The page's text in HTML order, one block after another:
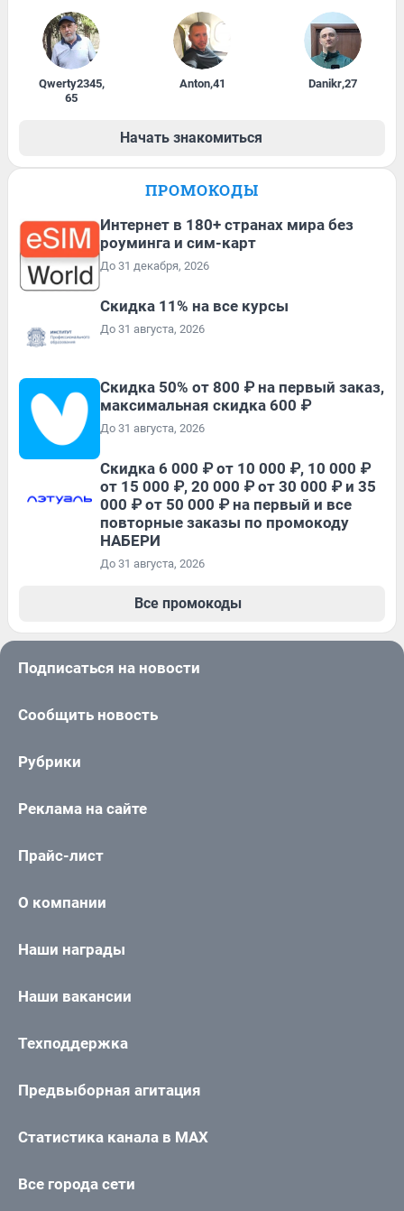
Qwerty2345,
65
Anton,41 Danikr,27
Начать знакомиться
ПРОМОКОДЫ
Интернет в 180+ странах мира без
роуминга и сим-карт
До 31 декабря, 2026
Скидка 11% на все курсы
До 31 августа, 2026
Скидка 50% от 800 ₽ на первый заказ,
максимальная скидка 600 ₽
До 31 августа, 2026
Скидка 6 000 ₽ от 10 000 ₽, 10 000 ₽
от 15 000 ₽, 20 000 ₽ от 30 000 ₽ и 35
000 ₽ от 50 000 ₽ на первый и все
повторные заказы по промокоду
НАБЕРИ
До 31 августа, 2026
Все промокоды
Подписаться на новости
Сообщить новость
Рубрики
Реклама на сайте
Прайс-лист
О компании
Наши награды
Наши вакансии
Техподдержка
Предвыборная агитация
Статистика канала в MAX
Все города сети